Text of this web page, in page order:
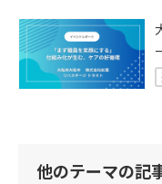
他のテーマの記